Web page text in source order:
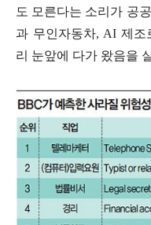
도 모른다는 소리가 공
과 무인자동차, AI 제조
리 눈앞에 다가 왔음을